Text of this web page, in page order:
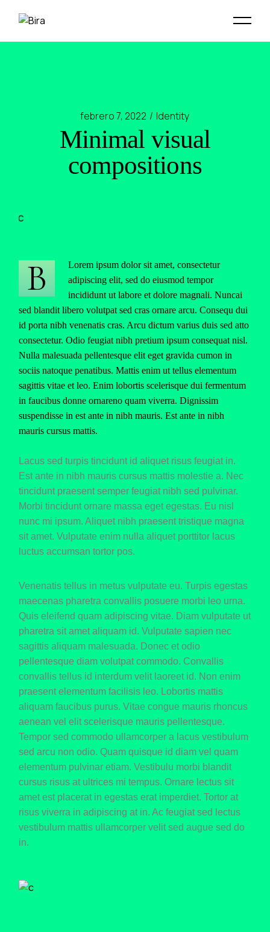
febrero 7, 2022 Identity
Minimal visual
compositions
B
Lorem ipsum dolor sit amet, consectetur
adipiscing elit, sed do eiusmod tempor
incididunt ut labore et dolore magnali. Nuncai
sed blandit libero volutpat sed cras ornare arcu. Consequ dui
id porta nibh venenatis cras. Arcu dictum varius duis sed atto
consectetur. Odio feugiat nibh pretium ipsum consequat nisl.
Nulla malesuada pellentesque elit eget gravida cumon in
sociis natoque penatibus. Mattis enim ut tellus elementum
sagittis vitae et leo. Enim lobortis scelerisque dui fermentum
in faucibus donne ornareno quam viverra. Dignissim
suspendisse in est ante in nibh mauris. Est ante in nibh
mauris cursus mattis.
Lacus sed turpis tincidunt id aliquet risus feugiat in.
Est ante in nibh mauris cursus mattis molestie a. Nec
tincidunt praesent semper feugiat nibh sed pulvinar.
Morbi tincidunt ornare massa eget egestas. Eu nisl
nunc mi ipsum. Aliquet nibh praesent tristique magna
sit amet. Vulputate enim nulla aliquet porttitor lacus
luctus accumsan tortor pos.
Venenatis tellus in metus vulputate eu. Turpis egestas
maecenas pharetra convallis posuere morbi leo urna.
Quis eleifend quam adipiscing vitae. Diam vulputate ut
pharetra sit amet aliquam id. Vulputate sapien nec
sagittis aliquam malesuada. Donec et odio
pellentesque diam volutpat commodo. Convallis
convallis tellus id interdum velit laoreet id. Non enim
praesent elementum facilisis leo. Lobortis mattis
aliquam faucibus purus. Vitae congue mauris rhoncus
aenean vel elit scelerisque mauris pellentesque.
Tempor sed commodo ullamcorper a lacus vestibulum
sed arcu non odio. Quam quisque id diam vel quam
elementum pulvinar etiam. Vestibulu morbi blandit
cursus risus at ultrices mi tempus. Ornare lectus sit
amet est placerat in egestas erat imperdiet. Tortor at
risus viverra in adipiscing at in. Ac feugiat sed lectus
vestibulum mattis ullamcorper velit sed augue sed do
in.